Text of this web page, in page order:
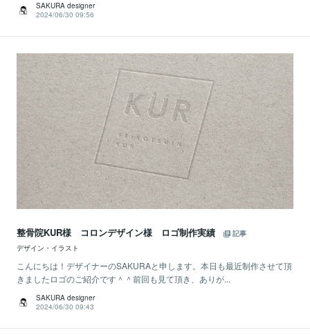
SAKURA designer
2024/06/30 09:56
整骨院KUR様 コロンデザイン様 ロゴ制作実績
記事
デザイン・イラスト
こんにちは！デザイナーのSAKURAと申します。本日も最近制作させて頂
きましたロゴのご紹介です＾＾前回も見て頂き、ありが...
SAKURA designer
2024/06/30 09:43